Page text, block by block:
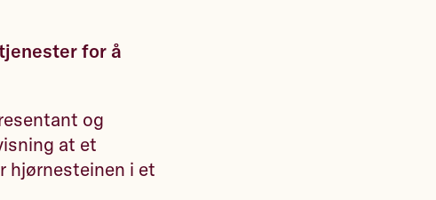
for å
og
at et
hjørnesteinen i et